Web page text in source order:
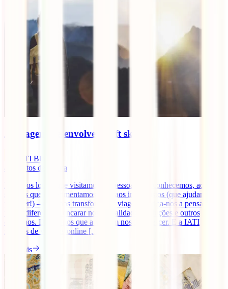
As viagens desenvolvem soft skills?
IATI Blog
minutos de leitura
Desde os locais que visitamos, às pessoas que conhecemos, aos
sabores que experimentamos e até aos imprevistos (que ajudamos a
resolver!) – tudo nos transforma. A viagem obriga-nos a pensar de
forma diferente, a encarar novas realidades, soluções e outros
caminhos. Dizem-nos que a viagem nos faz crescer. E a IATI
seguros de viagens online [...]
Ler mais